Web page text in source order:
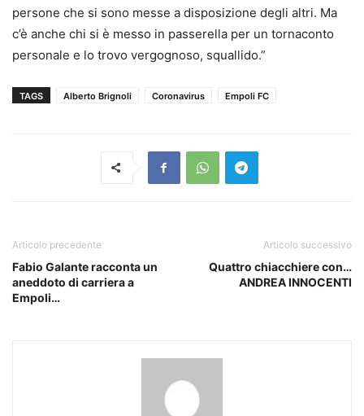
persone che si sono messe a disposizione degli altri. Ma
c’è anche chi si è messo in passerella per un tornaconto
personale e lo trovo vergognoso, squallido.”
TAGS Alberto Brignoli Coronavirus Empoli FC
Articolo precedente
Fabio Galante racconta un
aneddoto di carriera a
Empoli…
Articolo successivo
Quattro chiacchiere con…
ANDREA INNOCENTI